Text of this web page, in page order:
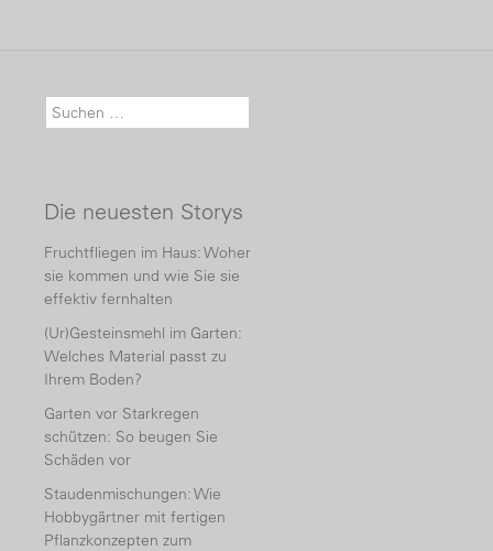
Suche nach:
Die neuesten Storys
Fruchtfliegen im Haus: Woher
sie kommen und wie Sie sie
effektiv fernhalten
(Ur)Gesteinsmehl im Garten:
Welches Material passt zu
Ihrem Boden?
Garten vor Starkregen
schützen: So beugen Sie
Schäden vor
Staudenmischungen: Wie
Hobbygärtner mit fertigen
Pflanzkonzepten zum